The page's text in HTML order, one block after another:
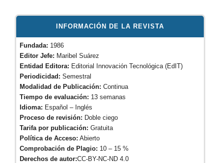
INFORMACIÓN DE LA REVISTA
Fundada: 1986
Editor Jefe: Maribel Suárez
Entidad Editora: Editorial Innovación Tecnológica (EdIT)
Periodicidad: Semestral
Modalidad de Publicación: Continua
Tiempo de evaluación: 13 semanas
Idioma: Español – Inglés
Proceso de revisión: Doble ciego
Tarifa por publicación: Gratuita
Política de Acceso: Abierto
Comprobación de Plagio: 10 – 15 %
Derechos de autor:CC-BY-NC-ND 4.0